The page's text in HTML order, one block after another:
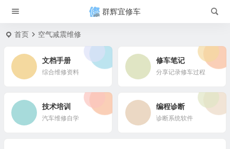
群辉宜修车
首页 空气减震维修
文档手册
综合维修资料
修车笔记
分享记录修车过程
技术培训
汽车维修自学
编程诊断
诊断系统软件